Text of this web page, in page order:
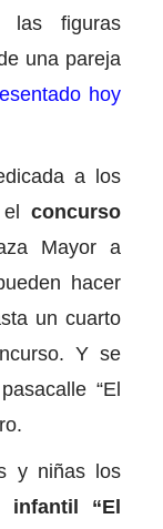
las figuras
una pareja
hoy
a los
concurso
Mayor a
hacer
un cuarto
Y se
“El
y niñas los
infantil “El